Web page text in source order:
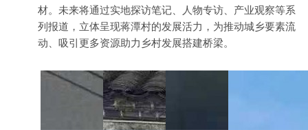
材。未来将通过实地探访笔记、人物专访、产业观察等系
列报道，立体呈现蒋潭村的发展活力，为推动城乡要素流
动、吸引更多资源助力乡村发展搭建桥梁。